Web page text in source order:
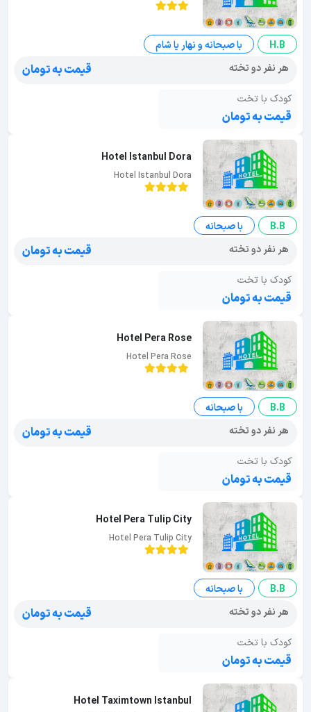
H.B
با صبحانه و نهار یا شام
هر نفر دو تخته
قیمت به تومان
کودک با تخت
قیمت به تومان
Hotel Istanbul Dora
Hotel Istanbul Dora
B.B
با صبحانه
هر نفر دو تخته
قیمت به تومان
کودک با تخت
قیمت به تومان
Hotel Pera Rose
Hotel Pera Rose
B.B
با صبحانه
هر نفر دو تخته
قیمت به تومان
کودک با تخت
قیمت به تومان
Hotel Pera Tulip City
Hotel Pera Tulip City
B.B
با صبحانه
هر نفر دو تخته
قیمت به تومان
کودک با تخت
قیمت به تومان
Hotel Taximtown Istanbul